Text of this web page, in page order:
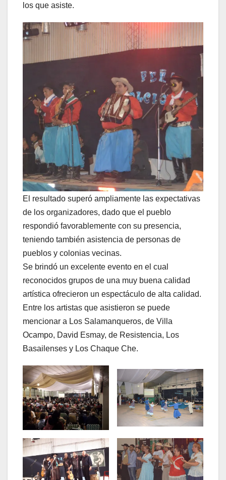
los que asiste.
El resultado superó ampliamente las expectativas
de los organizadores, dado que el pueblo
respondió favorablemente con su presencia,
teniendo también asistencia de personas de
pueblos y colonias vecinas.
Se brindó un excelente evento en el cual
reconocidos grupos de una muy buena calidad
artística ofrecieron un espectáculo de alta calidad.
Entre los artistas que asistieron se puede
mencionar a Los Salamanqueros, de Villa
Ocampo, David Esmay, de Resistencia, Los
Basailenses y Los Chaque Che.